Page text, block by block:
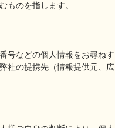
ものを指します。
号などの個人情報をお尋ねす
社の提携先（情報提供元、広